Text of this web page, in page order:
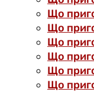
Що
Що
Що
Що
Що
Що